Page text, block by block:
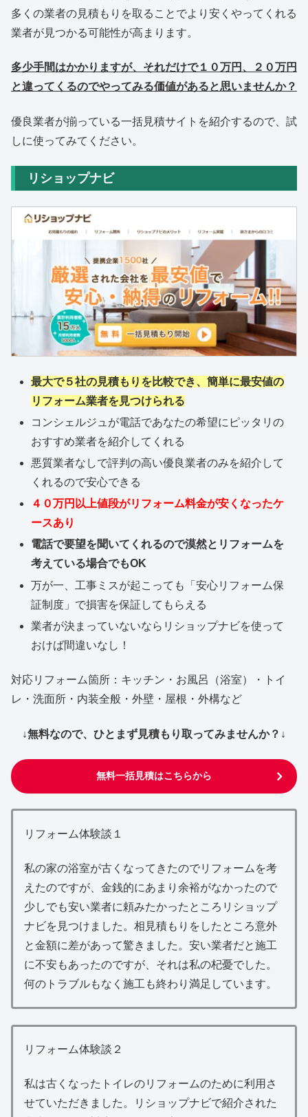
多くの業者の見積もりを取ることでより安くやってくれる
業者が見つかる可能性が高まります。
多少手間はかかりますが、それだけで１０万円、２０万円
と違ってくるのでやってみる価値があると思いませんか？
優良業者が揃っている一括見積サイトを紹介するので、試
しに使ってみてください。
リショップナビ
最大で５社の見積もりを比較でき、簡単に最安値の
リフォーム業者を見つけられる
コンシェルジュが電話であなたの希望にピッタリの
おすすめ業者を紹介してくれる
悪質業者なしで評判の高い優良業者のみを紹介して
くれるので安心できる
４０万円以上値段がリフォーム料金が安くなったケ
ースあり
電話で要望を聞いてくれるので漠然とリフォームを
考えている場合でもOK
万が一、工事ミスが起こっても「安心リフォーム保
証制度」で損害を保証してもらえる
業者が決まっていないならリショップナビを使って
おけば間違いなし！
対応リフォーム箇所：キッチン・お風呂（浴室）・トイ
レ・洗面所・内装全般・外壁・屋根・外構など
↓無料なので、ひとまず見積もり取ってみませんか？↓
無料一括見積はこちらから
リフォーム体験談１
私の家の浴室が古くなってきたのでリフォームを考
えたのですが、金銭的にあまり余裕がなかったので
少しでも安い業者に頼みたかったところリショップ
ナビを見つけました。相見積もりをしたところ意外
と金額に差があって驚きました。安い業者だと施工
に不安もあったのですが、それは私の杞憂でした。
何のトラブルもなく施工も終わり満足しています。
リフォーム体験談２
私は古くなったトイレのリフォームのために利用さ
せていただきました。リショップナビで紹介された